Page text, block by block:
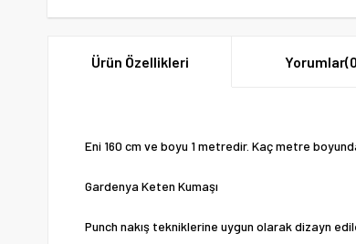
Ürün Özellikleri Yorumlar
Eni 160 cm ve boyu 1 metredir. Kaç metre
Gardenya Keten Kumaşı
Punch nakış tekniklerine uygun olarak dizayn